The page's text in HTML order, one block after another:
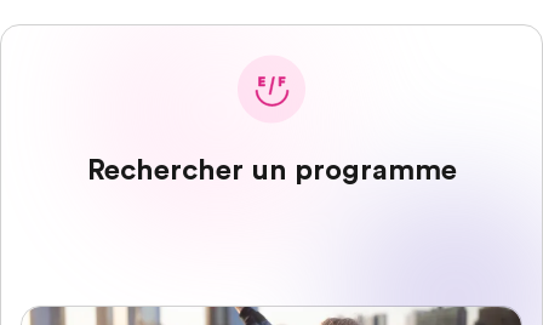
Rechercher un programme